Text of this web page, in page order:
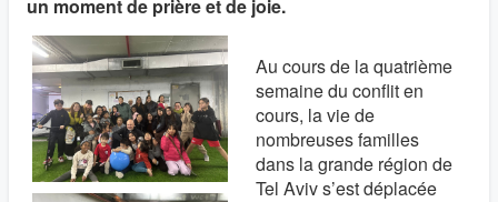
un moment de prière et de joie.
Au cours de la quatrième
semaine du conflit en
cours, la vie de
nombreuses familles
dans la grande région de
Tel Aviv s’est déplacée